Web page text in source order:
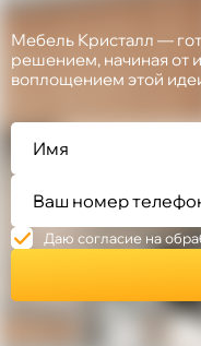
Мебель Кристалл —
решением, начиная от
воплощением этой
Даю согласие на